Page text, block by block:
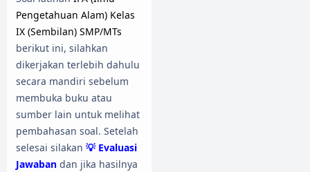
Pengetahuan Alam) Kelas
IX (Sembilan) SMP/MTs
berikut ini, silahkan
dikerjakan terlebih dahulu
secara mandiri sebelum
membuka buku atau
sumber lain untuk melihat
pembahasan soal. Setelah
selesai silakan 💡 Evaluasi
Jawaban dan jika hasilnya